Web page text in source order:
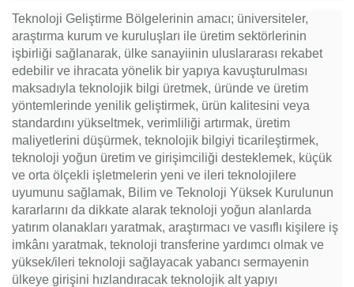
Teknoloji Geliştirme Bölgelerinin amacı; üniversiteler,
araştırma kurum ve kuruluşları ile üretim sektörlerinin
işbirliği sağlanarak, ülke sanayiinin uluslararası rekabet
edebilir ve ihracata yönelik bir yapıya kavuşturulması
maksadıyla teknolojik bilgi üretmek, üründe ve üretim
yöntemlerinde yenilik geliştirmek, ürün kalitesini veya
standardını yükseltmek, verimliliği artırmak, üretim
maliyetlerini düşürmek, teknolojik bilgiyi ticarileştirmek,
teknoloji yoğun üretim ve girişimciliği desteklemek, küçük
ve orta ölçekli işletmelerin yeni ve ileri teknolojilere
uyumunu sağlamak, Bilim ve Teknoloji Yüksek Kurulunun
kararlarını da dikkate alarak teknoloji yoğun alanlarda
yatırım olanakları yaratmak, araştırmacı ve vasıflı kişilere iş
imkânı yaratmak, teknoloji transferine yardımcı olmak ve
yüksek/ileri teknoloji sağlayacak yabancı sermayenin
ülkeye girişini hızlandıracak teknolojik alt yapıyı